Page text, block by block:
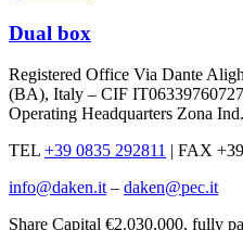
Dual box
Registered Office Via Dante
(BA), Italy – CIF IT06339760727
Operating Headquarters Zona
TEL +39 0835 292811 | FAX
info@daken.it – daken@pec.it
Share Capital €2.030.000, fully